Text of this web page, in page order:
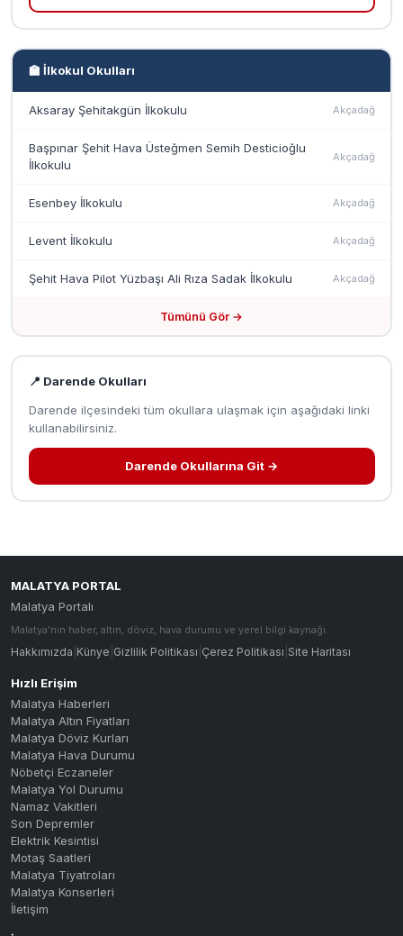
🏫 İlkokul Okulları
Aksaray Şehitakgün İlkokulu Akçadağ
Başpınar Şehit Hava Üsteğmen Semih Desticioğlu
İlkokulu
Akçadağ
Esenbey İlkokulu Akçadağ
Levent İlkokulu Akçadağ
Şehit Hava Pilot Yüzbaşı Ali Rıza Sadak İlkokulu Akçadağ
Tümünü Gör →
📍 Darende Okulları
Darende ilçesindeki tüm okullara ulaşmak için aşağıdaki linki
kullanabilirsiniz.
Darende Okullarına Git →
MALATYA PORTAL
Malatya Portalı
Malatya'nın haber, altın, döviz, hava durumu ve yerel bilgi kaynağı.
Hakkımızda Künye Gizlilik Politikası Çerez Politikası Site Haritası
Hızlı Erişim
Malatya Haberleri
Malatya Altın Fiyatları
Malatya Döviz Kurları
Malatya Hava Durumu
Nöbetçi Eczaneler
Malatya Yol Durumu
Namaz Vakitleri
Son Depremler
Elektrik Kesintisi
Motaş Saatleri
Malatya Tiyatroları
Malatya Konserleri
İletişim